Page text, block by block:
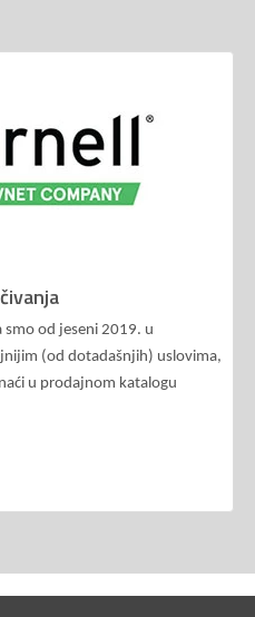
smo od jeseni 2019. u
(od dotadašnjih) uslovima,
u prodajnom katalogu